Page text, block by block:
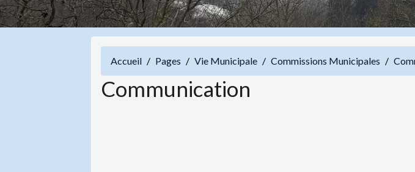
Accueil Pages Vie Municipale Commissions Municipales
Communication